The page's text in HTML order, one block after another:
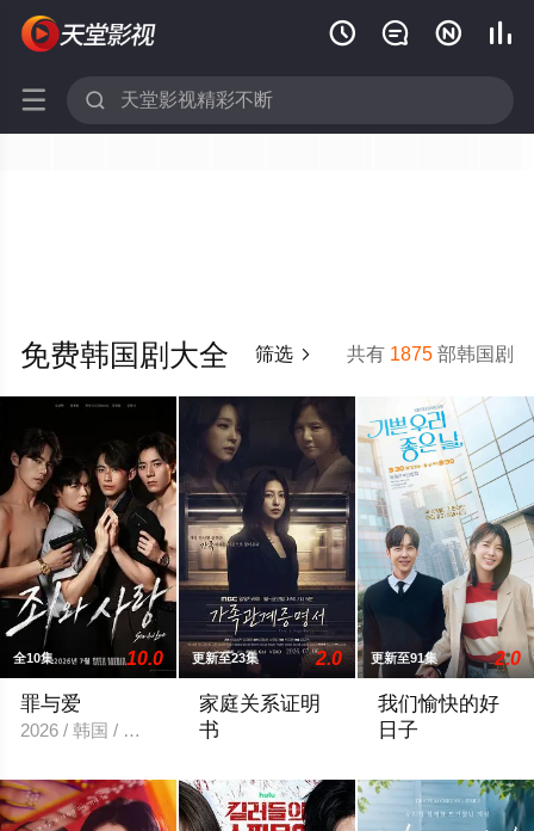
   
 
共有 1875 部韩国剧
免费韩国剧大全 筛选 
全10集 10.0
罪与爱
2026 / 韩国 / 정명철,김성혁,金贤叙,정현웅
更新至23集 2.0
家庭关系证明
书
更新至91集 2.0
我们愉快的好
日子